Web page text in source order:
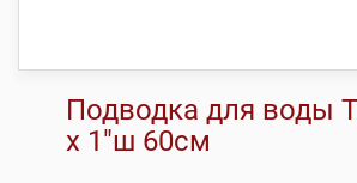
Подводка для воды
x 1″ш 60см